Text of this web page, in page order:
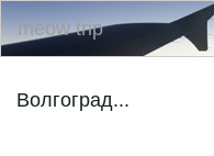
meow trip
Волгоград...